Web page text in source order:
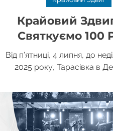
Крайовий
Святкуємо 100
СУМ:
СУМівським
Від п’ятниці, 4 липня, до
2025 року, Тарасівка в
усієї Великої